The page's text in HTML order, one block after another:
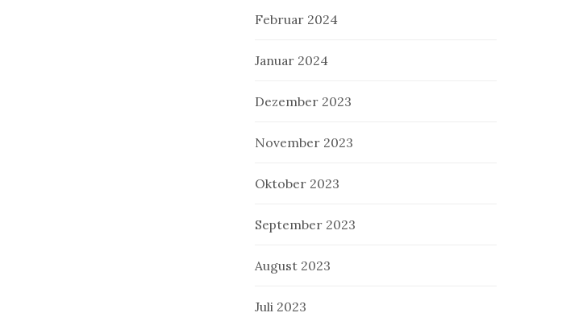
Februar 2024
Januar 2024
Dezember 2023
November 2023
Oktober 2023
September 2023
August 2023
Juli 2023